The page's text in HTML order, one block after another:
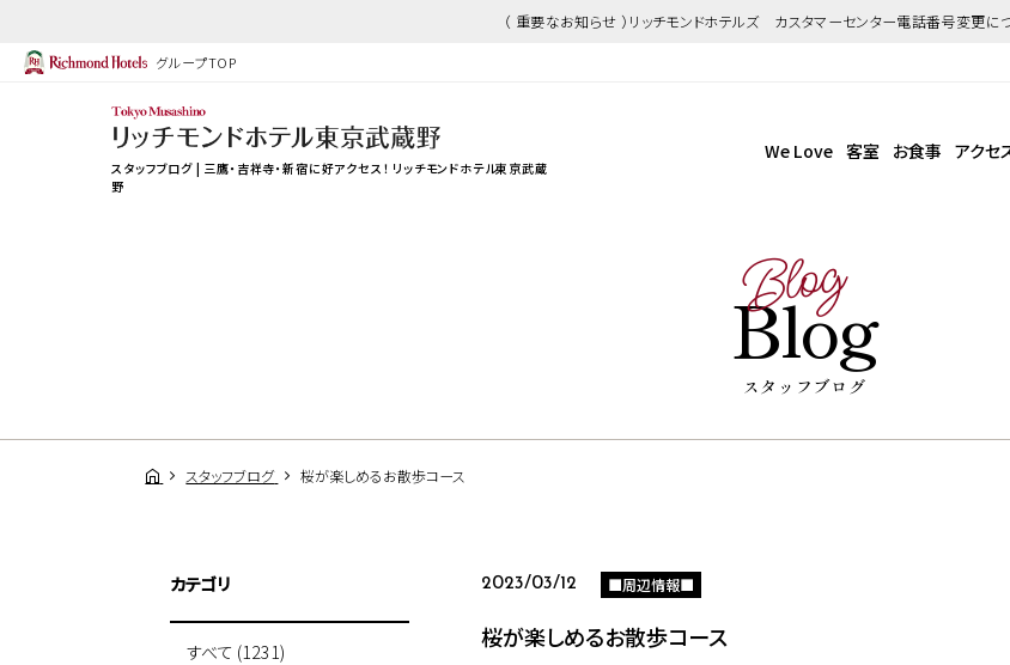
（ 重要なお知らせ ）リッチモンドホテルズ カスタマーセンター電話番号変更
グループTOP
スタッフブログ | 三鷹・吉祥寺・新宿に好アクセス！ リッチモンドホテル東京武蔵
野
We Love 客室 お食事 アクセ
Blog
Blog
スタッフブログ
スタッフブログ 桜が楽しめるお散歩コース
2023/03/12 ■周辺情報■
桜が楽しめるお散歩コース
カテゴリ
すべて (1231)